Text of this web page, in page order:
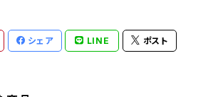
シェア LINE ポスト